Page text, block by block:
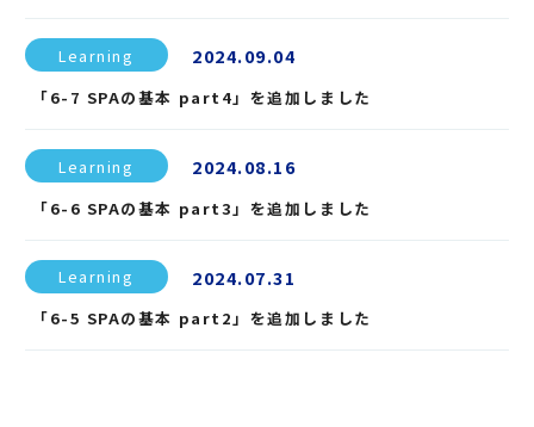
Learning 2024.09.04
「6-7 SPAの基本 part4」を追加しました
Learning 2024.08.16
「6-6 SPAの基本 part3」を追加しました
Learning 2024.07.31
「6-5 SPAの基本 part2」を追加しました